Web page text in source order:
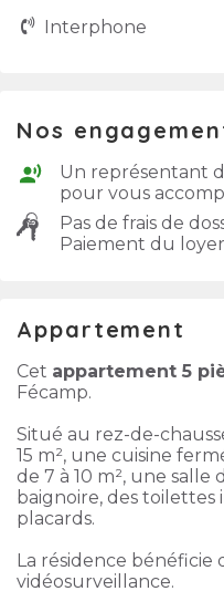
Interphone
Nos
Un représentant
pour vous
Pas de frais de
Paiement du
Appartement
Cet appartement 5
Fécamp.
Situé au rez-de-
15 m², une cuisine
de 7 à 10 m², une salle
baignoire, des
placards.
La résidence bénéficie
vidéosurveillance.